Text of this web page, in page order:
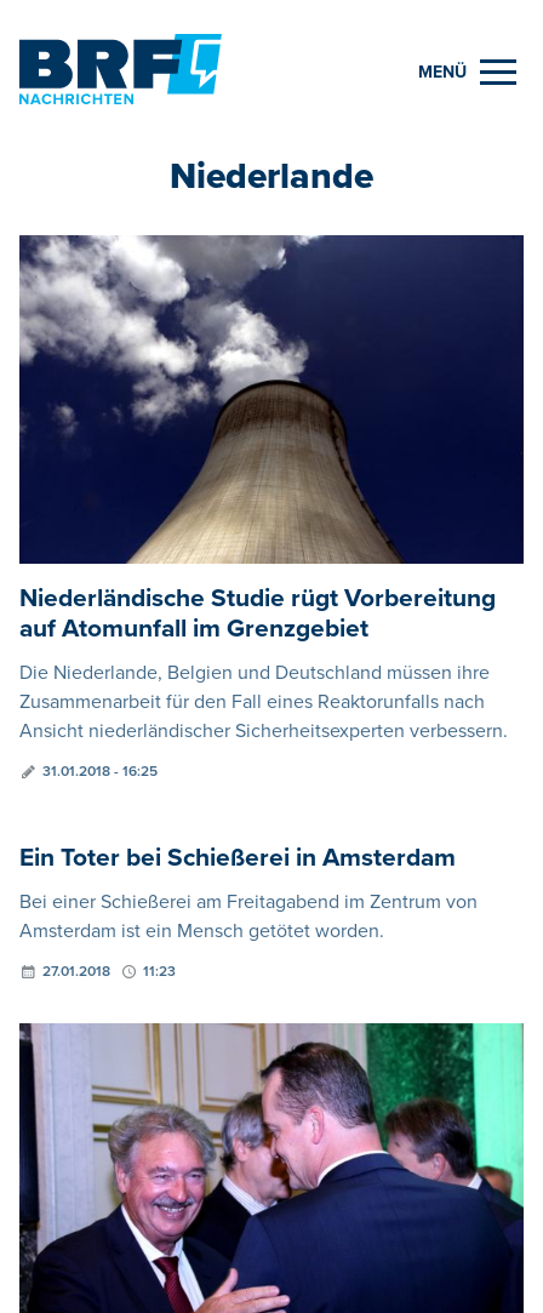
MENÜ
Niederlande
Niederländische Studie rügt Vorbereitung
auf Atomunfall im Grenzgebiet
Die Niederlande, Belgien und Deutschland müssen ihre
Zusammenarbeit für den Fall eines Reaktorunfalls nach
Ansicht niederländischer Sicherheitsexperten verbessern.
31.01.2018 - 16:25
Ein Toter bei Schießerei in Amsterdam
Bei einer Schießerei am Freitagabend im Zentrum von
Amsterdam ist ein Mensch getötet worden.
27.01.2018 11:23